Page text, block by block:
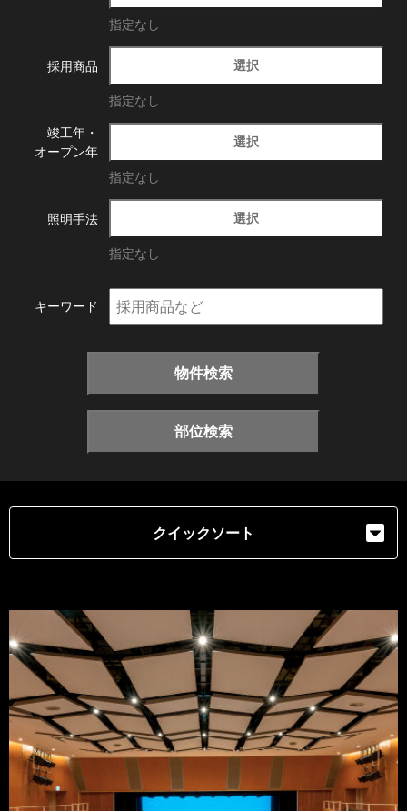
指定なし
採用商品 選択
指定なし
竣工年・
オープン年
選択
指定なし
照明手法 選択
指定なし
キーワード
物件検索
部位検索
クイックソート